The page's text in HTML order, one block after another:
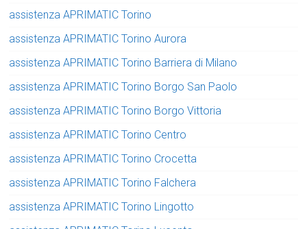
assistenza APRIMATIC Torino
assistenza APRIMATIC Torino Aurora
assistenza APRIMATIC Torino Barriera di Milano
assistenza APRIMATIC Torino Borgo San Paolo
assistenza APRIMATIC Torino Borgo Vittoria
assistenza APRIMATIC Torino Centro
assistenza APRIMATIC Torino Crocetta
assistenza APRIMATIC Torino Falchera
assistenza APRIMATIC Torino Lingotto